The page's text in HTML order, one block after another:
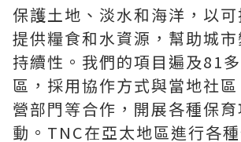
保護土地、淡水和海洋，以
提供糧食和水資源，幫助城
持續性。我們的項目遍及81
區，採用協作方式與當地社
營部門等合作，開展各種保
動。TNC在亞太地區進行各